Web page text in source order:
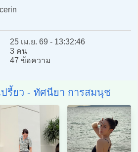
25 เม.ย. 69 - 13:32:46
3 คน
47 ข้อความ
ปรี้ยว - ทัศนียา การสมนุช